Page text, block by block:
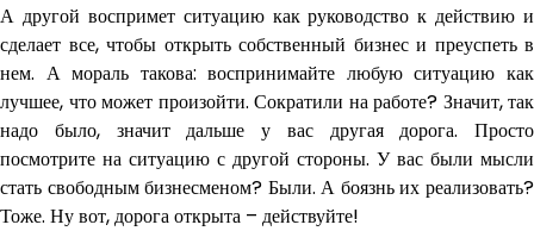
А другой воспримет ситуацию как руководство к действию и
сделает все, чтобы открыть собственный бизнес и преуспеть в
нем. А мораль такова: воспринимайте любую ситуацию как
лучшее, что может произойти. Сократили на работе? Значит, так
надо было, значит дальше у вас другая дорога. Просто
посмотрите на ситуацию с другой стороны. У вас были мысли
стать свободным бизнесменом? Были. А боязнь их реализовать?
Тоже. Ну вот, дорога открыта – действуйте!